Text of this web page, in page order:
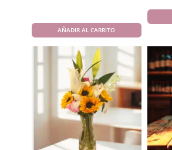
AÑADIR AL CARRITO